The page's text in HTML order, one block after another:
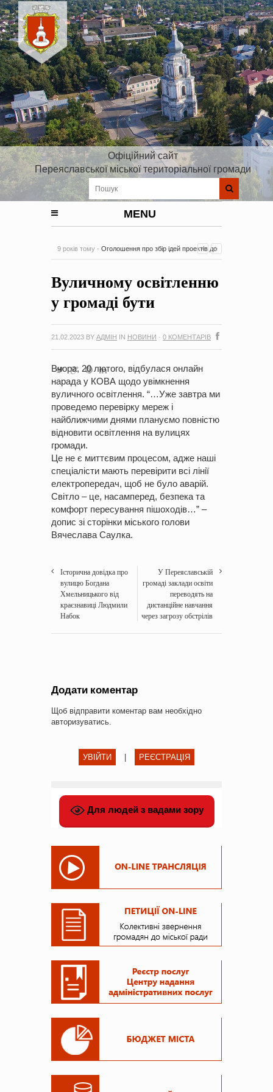
Офіційний сайт
Переяславської міської територіальної громади
MENU
9 років тому - Оголошення про збір ідей проектів до
на період 2018 – 2020 роки Оголошення про збір ідей
проектів
0 Коментарів
Вуличному освітленню
у громаді бути
21.02.2023 BY АДМІН IN НОВИНИ · 0 КОМЕНТАРІВ
Вчора, 20 лютого, відбулася онлайн
нарада у КОВА щодо увімкнення
вуличного освітлення. “…Уже завтра ми
проведемо перевірку мереж і
найближчими днями плануємо повністю
відновити освітлення на вулицях
громади.
Це не є миттєвим процесом, адже наші
спеціалісти мають перевірити всі лінії
електропередач, щоб не було аварій.
Світло – це, насамперед, безпека та
комфорт пересування пішоходів…” –
допис зі сторінки міського голови
Вячеслава Саулка.
Історична довідка про
вулицю Богдана
Хмельницького від
краєзнавиці Людмили
Набок
У Переяславській
громаді заклади освіти
переводять на
дистанційне навчання
через загрозу обстрілів
Додати коментар
Щоб відправити коментар вам необхідно
авторизуватись.
УВІЙТИ РЕЄСТРАЦІЯ
Для людей з вадами зору